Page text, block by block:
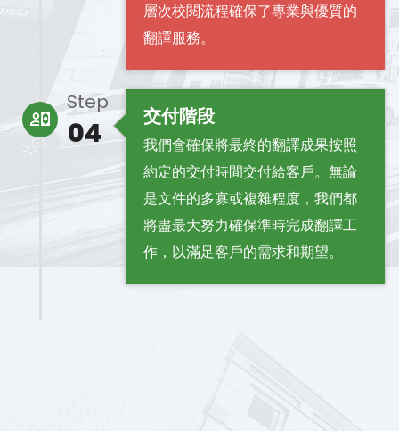
層次校閱流程確保了專業與優質的
翻譯服務。
交付階段
我們會確保將最終的翻譯成果按照
約定的交付時間交付給客戶。無論
是文件的多寡或複雜程度，我們都
將盡最大努力確保準時完成翻譯工
作，以滿足客戶的需求和期望。
Step
04